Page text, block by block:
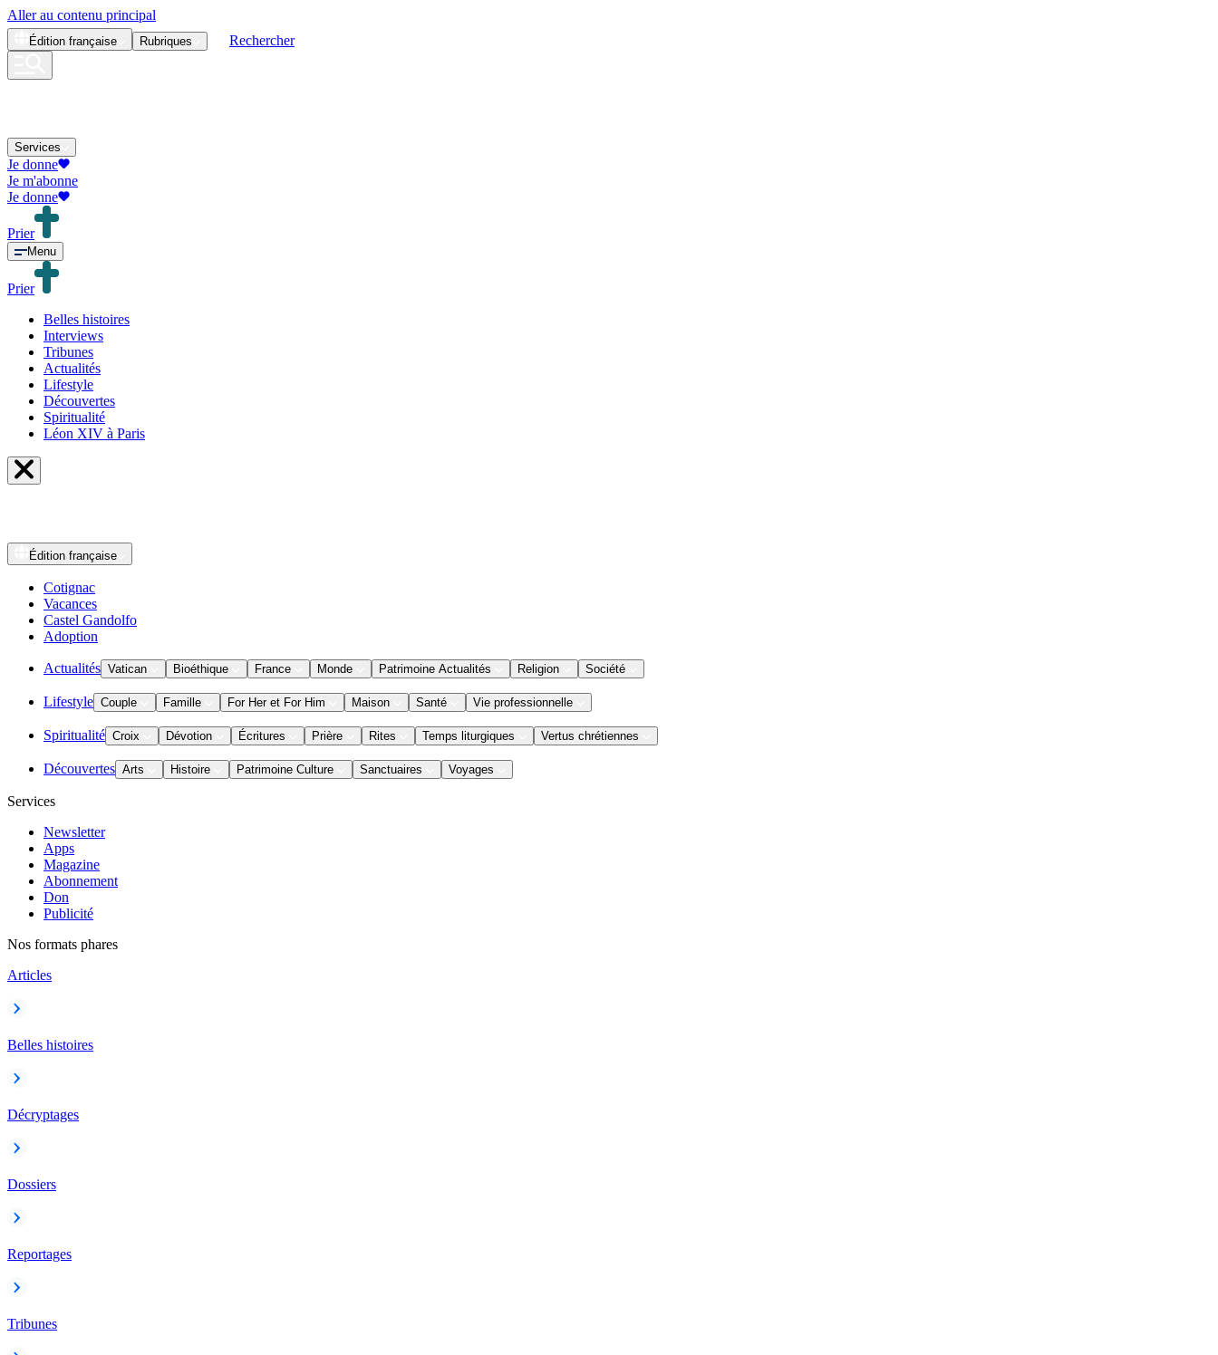
Aller au contenu principal
Édition française Rubriques Rechercher
Services
Je donne
Je m'abonne
Je donne
Prier
Menu
Prier
Belles histoires
Interviews
Tribunes
Actualités
Lifestyle
Découvertes
Spiritualité
Léon XIV à Paris
Édition française
Cotignac
Vacances
Castel Gandolfo
Adoption
Actualités Vatican Bioéthique France Monde Patrimoine Actualités Religion Société
Lifestyle Couple Famille For Her et For Him Maison Santé Vie professionnelle
Spiritualité Croix Dévotion Écritures Prière Rites Temps liturgiques Vertus chrétiennes
Découvertes Arts Histoire Patrimoine Culture Sanctuaires Voyages
Services
Newsletter
Apps
Magazine
Abonnement
Don
Publicité
Nos formats phares
Articles
Belles histoires
Décryptages
Dossiers
Reportages
Tribunes